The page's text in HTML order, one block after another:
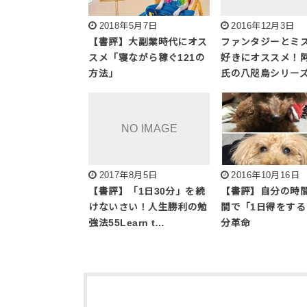
2018年5月7日
【書評】大副業時代にオス
スメ「寝ながら稼ぐ121の
方法」
2016年12月3日
ファンタジーとミ
好きにオススメ！
氏の八咫烏シリー
2017年8月5日
【書評】「1日30分」を続
けないさい！人生勝利の勉
強法55Learn t…
2016年10月16日
【書評】自分の時
間で「1日得をす
分革命